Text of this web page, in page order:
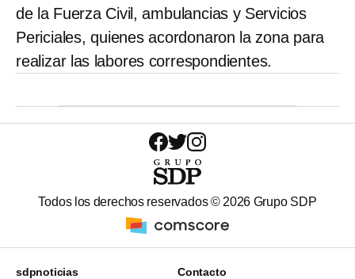
de la Fuerza Civil, ambulancias y Servicios
Periciales, quienes acordonaron la zona para
realizar las labores correspondientes.
Todos los derechos reservados © 2026 Grupo SDP
sdpnoticias Contacto